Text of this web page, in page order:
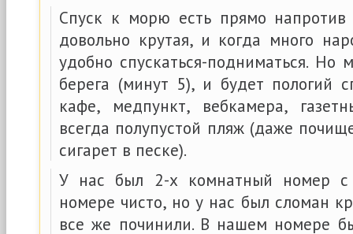
Спуск к морю есть прямо напротив
довольно крутая, и когда много
удобно спускаться-подниматься. Но
берега (минут 5), и будет пологий
кафе, медпункт, вебкамера,
всегда полупустой пляж (даже
сигарет в песке).
У нас был 2-х комнатный номер
номере чисто, но у нас был сломан
все же починили. В нашем номере